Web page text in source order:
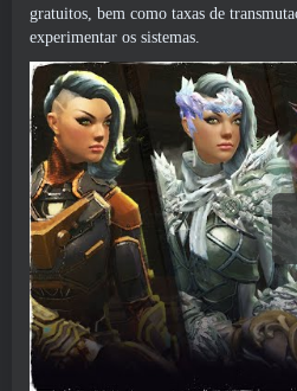
gratuitos, bem como taxas de
experimentar os sistemas.